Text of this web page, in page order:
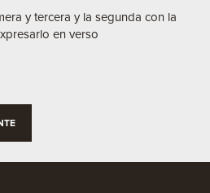
y tercera y la segunda con la
en verso